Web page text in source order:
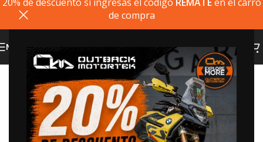
de compra
MENU
20% dto. codigo
REMATE